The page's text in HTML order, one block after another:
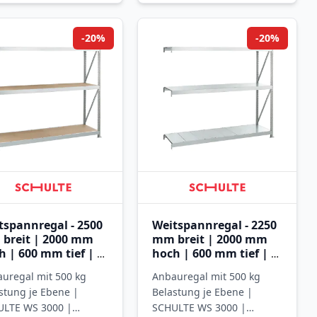
- 2500
breit | 2000 mm
| 600 mm tief | 3
mit 500 kg
je Ebene |
WS 3000 |
-20%
Weitspannregal - 2250
mm breit | 2000 mm
hoch | 600 mm tief | 3
Stahlpaneele
Anbauregal mit 500 kg
Belastung je Ebene |
SCHULTE WS 3000 |
-20%